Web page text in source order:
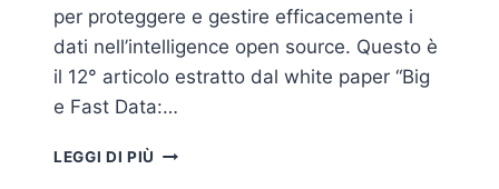
per proteggere e gestire efficacemente i
dati nell’intelligence open source. Questo è
il 12° articolo estratto dal white paper “Big
e Fast Data:…
LEGGI DI PIÙ SICUREZZA